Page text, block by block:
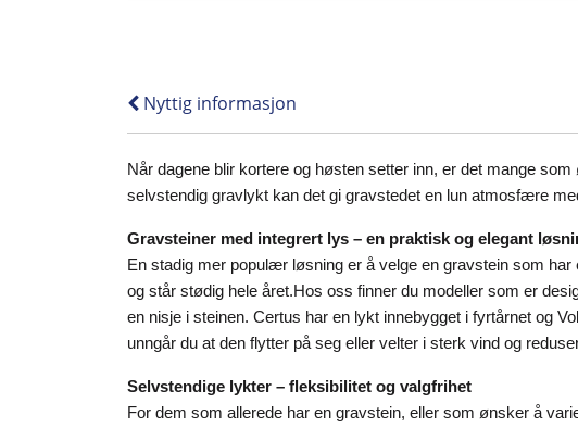
Nyttig informasjon
Når dagene blir kortere og høsten setter inn, er det mange
selvstendig gravlykt kan det gi gravstedet en lun atmosfære
Gravsteiner med integrert lys – en praktisk og elegant
En stadig mer populær løsning er å velge en gravstein som
og står stødig hele året.Hos oss finner du modeller som er
en nisje i steinen. Certus har en lykt innebygget i fyrtårnet og
unngår du at den flytter på seg eller velter i sterk vind og
Selvstendige lykter – fleksibilitet og valgfrihet
For dem som allerede har en gravstein, eller som ønsker å